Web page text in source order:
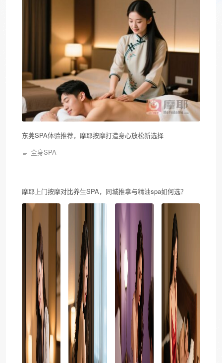
东莞SPA体验推荐，摩耶按摩打造身心放松新选择
全身SPA
摩耶上门按摩对比养生SPA，同城推拿与精油spa如何选？